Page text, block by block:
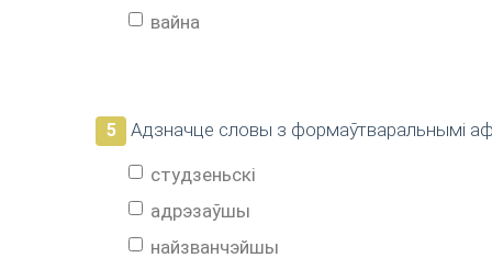
вайна
5 Адзначце словы з формаўтваральнымі
студзеньскі
адрэзаўшы
найзванчэйшы